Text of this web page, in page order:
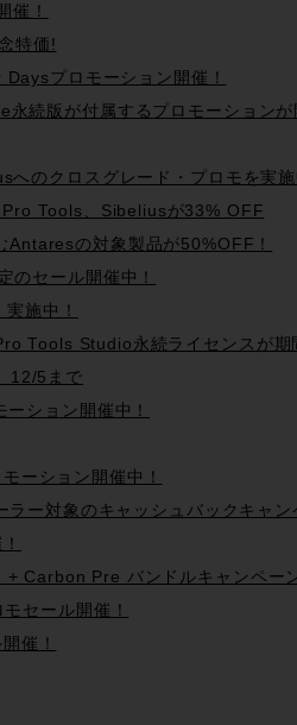
催！
特価!
プロモーション開催！
続版が付属するプロモーションが
のクロスグレード・プロモを実施
Tools、Sibeliusが33% OFF
の対象製品が50%OFF！
セール開催中！
施中！
Tools Studio永続ライセンスが期
12/5まで
ション開催中！
ーション開催中！
ー対象のキャッシュバックキャン
Carbon Pre バンドルキャンペー
セール開催！
催！